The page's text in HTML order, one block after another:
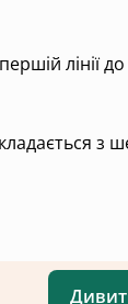
лінії
з
для